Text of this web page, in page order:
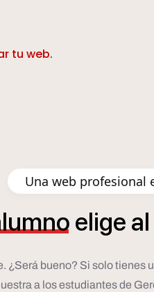
tu web.
Una web profesional
elige al
¿Será bueno? Si solo
a los estudiantes de